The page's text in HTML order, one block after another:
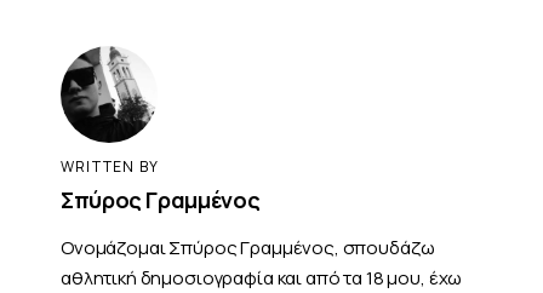
WRITTEN BY
Σπύρος Γραμμένος
Ονομάζομαι Σπύρος Γραμμένος, σπουδάζω
αθλητική δημοσιογραφία και από τα 18 μου, έχω